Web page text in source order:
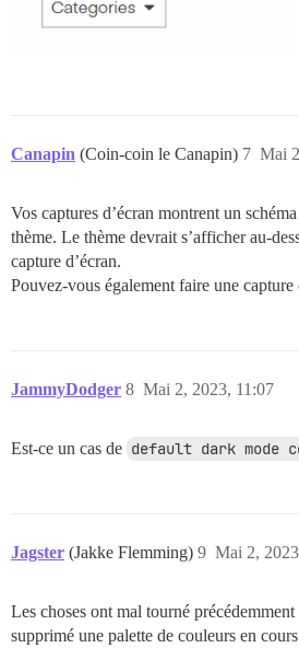
Canapin (Coin-coin le Canapin) Mai
7
Vos captures d’écran montrent un
thème. Le thème devrait s’afficher au-
capture d’écran.
Pouvez-vous également faire une capture
JammyDodger Mai 2, 2023, 11:07
8
Est-ce un cas de default dark mode
Jagster (Jakke Flemming) Mai 2,
9
Les choses ont mal tourné précédemment
supprimé une palette de couleurs en